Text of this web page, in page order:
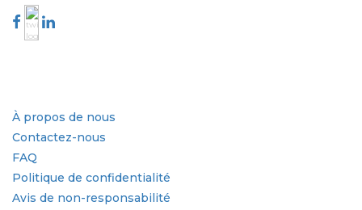
À propos de nous
Contactez-nous
FAQ
Politique de confidentialité
Avis de non-responsabilité